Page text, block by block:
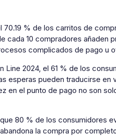
70.19 % de los carritos de
cada 10 compradores añaden
complicados de pago u
Line 2024, el 61 % de los
esperas pueden traducirse
en el punto de pago no son
80 % de los consumidores
la compra por